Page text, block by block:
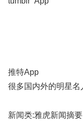
推特App
很多国内外的明星名
新闻类:雅虎新闻摘